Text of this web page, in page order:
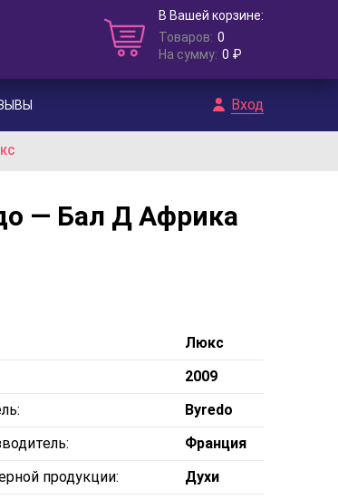
В Вашей корзине:
Товаров: 0
На сумму: 0 ₽
Вход
— Бал Д Африка
Люкс
2009
Byredo
Франция
продукции:
Духи